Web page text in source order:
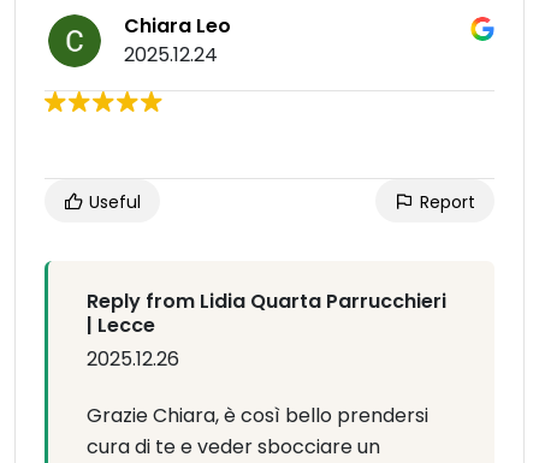
Chiara Leo
2025.12.24
Useful Report
Reply from Lidia Quarta Parrucchieri
| Lecce
2025.12.26
Grazie Chiara, è così bello prendersi
cura di te e veder sbocciare un